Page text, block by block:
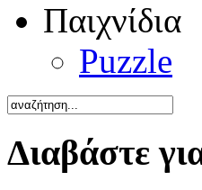
Παιχνίδια
Puzzle
Διαβάστε